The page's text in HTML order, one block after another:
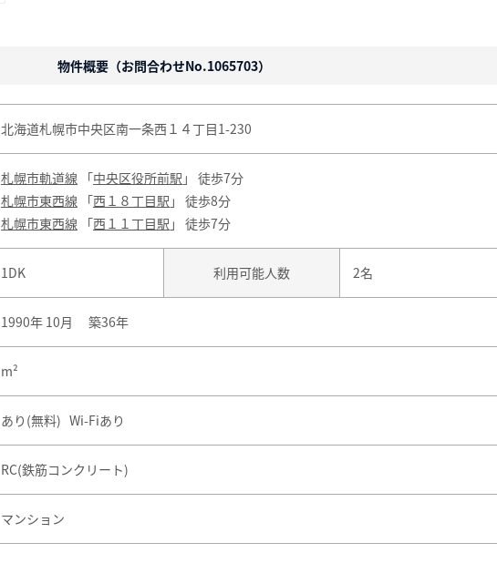
物件概要（お問合わせNo.1065703）
北海道札幌市中央区南一条西１４丁目1-230
札幌市軌道線 「中央区役所前駅 」 徒歩7分
札幌市東西線 「西１８丁目駅 」 徒歩8分
札幌市東西線 「西１１丁目駅 」 徒歩7分
1DK 利用可能人数 2名
1990年 10月 築36年
m²
あり(無料) Wi-Fiあり
RC(鉄筋コンクリート)
マンション